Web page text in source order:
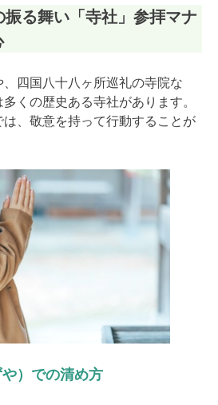
る舞い「寺社」参拝マナ
四国八十八ヶ所巡礼の寺院な
くの歴史ある寺社があります。
、敬意を持って行動することが
）での清め方